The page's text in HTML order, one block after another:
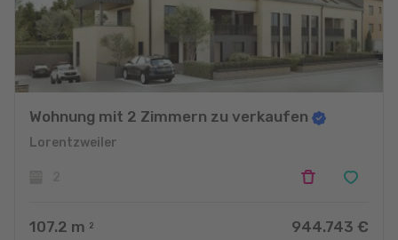
Wohnung mit 2 Zimmern zu verkaufen
Lorentzweiler
107.2 m 2 944.743 €